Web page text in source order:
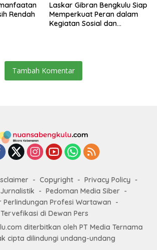
Rendah
Laskar Gibran Bengkulu Siap
Memperkuat Peran dalam
Kegiatan Sosial dan
Tambah Komentar
Copyright
Privacy Policy
Pedoman Media Siber
Perlindungan Profesi Wartawan
Tervefikasi di Dewan Pers
diterbitkan oleh PT Media Ternama
cipta dilindungi undang-undang